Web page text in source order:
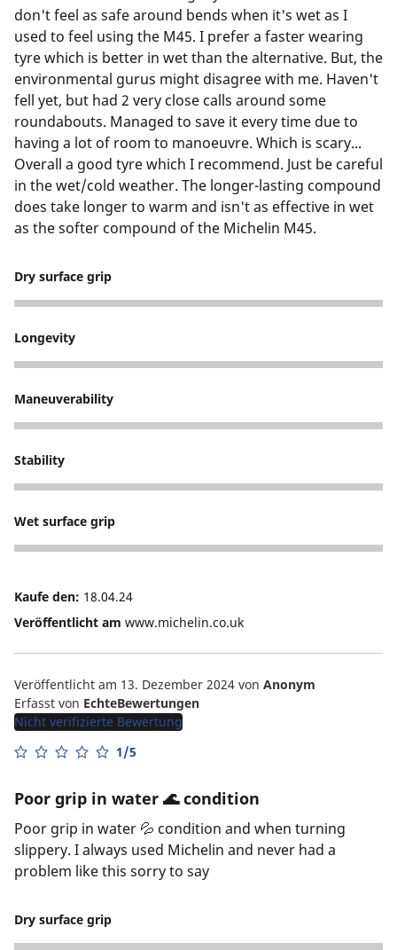
don't feel as safe around bends when it's wet as I
used to feel using the M45. I prefer a faster wearing
tyre which is better in wet than the alternative. But, the
environmental gurus might disagree with me. Haven't
fell yet, but had 2 very close calls around some
roundabouts. Managed to save it every time due to
having a lot of room to manoeuvre. Which is scary...
Overall a good tyre which I recommend. Just be careful
in the wet/cold weather. The longer-lasting compound
does take longer to warm and isn't as effective in wet
as the softer compound of the Michelin M45.
Dry surface grip
5
Longevity
4
Maneuverability
4
Stability
4
Wet surface grip
2
Kaufe den: 18.04.24
Veröffentlicht am www.michelin.co.uk
Veröffentlicht am 13. Dezember 2024 von Anonym
Erfasst von EchteBewertungen
Nicht verifizierte Bewertung
1/5
Poor grip in water 🌊 condition
Poor grip in water 💦 condition and when turning
slippery. I always used Michelin and never had a
problem like this sorry to say
Dry surface grip